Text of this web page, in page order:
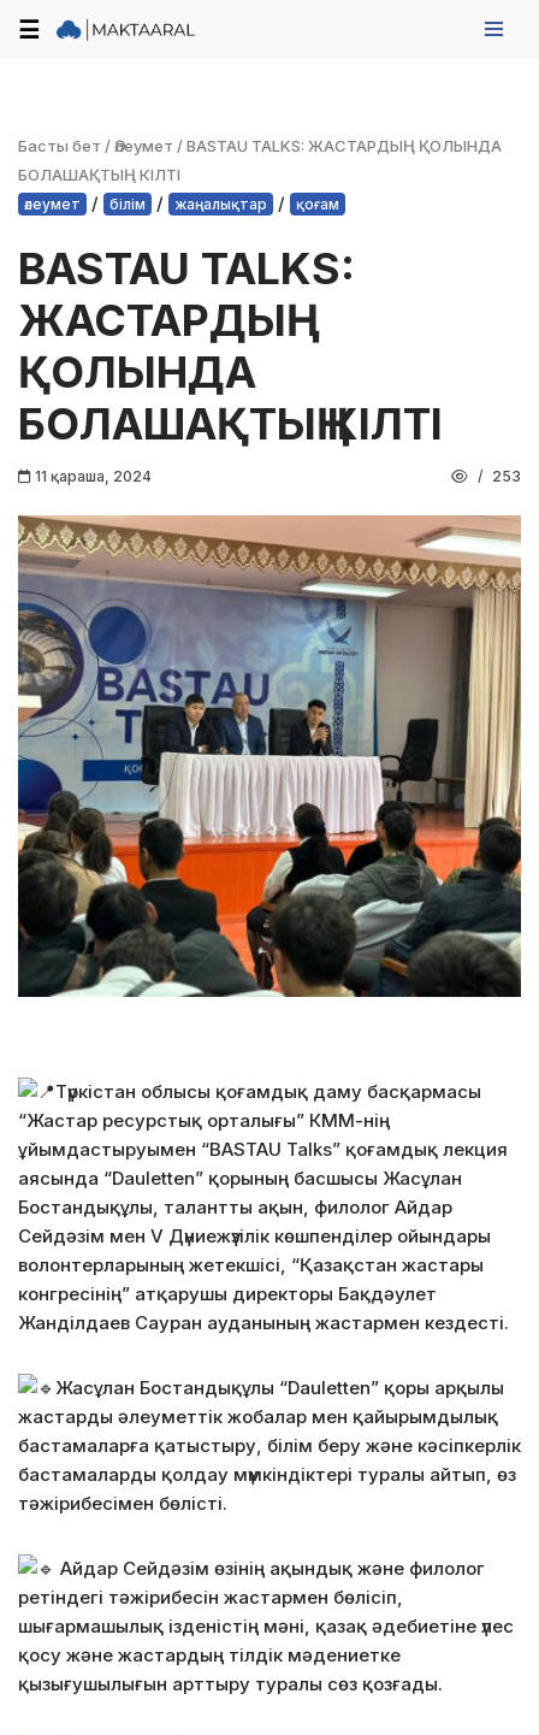
☰
Басты бет /Әлеумет /BASTAU TALKS: ЖАСТАРДЫҢ ҚОЛЫНДА
БОЛАШАҚТЫҢ КІЛТІ
әлеумет / білім / жаңалықтар / қоғам
BASTAU TALKS:
ЖАСТАРДЫҢ
ҚОЛЫНДА
БОЛАШАҚТЫҢ КІЛТІ
11 қараша, 2024 253
Түркістан облысы қоғамдық даму басқармасы
“Жастар ресурстық орталығы” КММ-нің
ұйымдастыруымен “BASTAU Talks” қоғамдық лекция
аясында “Dauletten” қорының басшысы Жасұлан
Бостандықұлы, талантты ақын, филолог Айдар
Сейдәзім мен V Дүниежүзілік көшпенділер ойындары
волонтерларының жетекшісі, “Қазақстан жастары
конгресінің” атқарушы директоры Бақдәулет
Жанділдаев Сауран ауданының жастармен кездесті.
Жасұлан Бостандықұлы “Dauletten” қоры арқылы
жастарды әлеуметтік жобалар мен қайырымдылық
бастамаларға қатыстыру, білім беру және кәсіпкерлік
бастамаларды қолдау мүмкіндіктері туралы айтып, өз
тәжірибесімен бөлісті.
Айдар Сейдәзім өзінің ақындық және филолог
ретіндегі тәжірибесін жастармен бөлісіп,
шығармашылық ізденістің мәні, қазақ әдебиетіне үлес
қосу және жастардың тілдік мәдениетке
қызығушылығын арттыру туралы сөз қозғады.